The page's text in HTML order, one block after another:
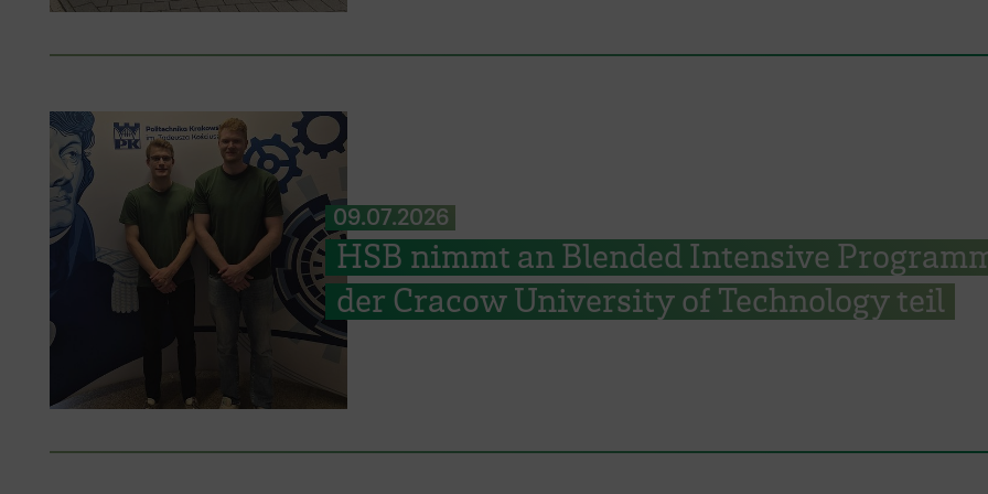
09.07.2026
HSB nimmt an Blended Intensive
der Cracow University of Technology teil